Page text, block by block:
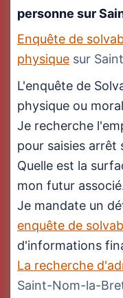
personne sur
Enquête de
physique sur
L'enquête de
physique ou
Je recherche
pour saisies arrêt
Quelle est la
mon futur
Je mandate un
enquête de
d'informations
La recherche
Saint-Nom-la-